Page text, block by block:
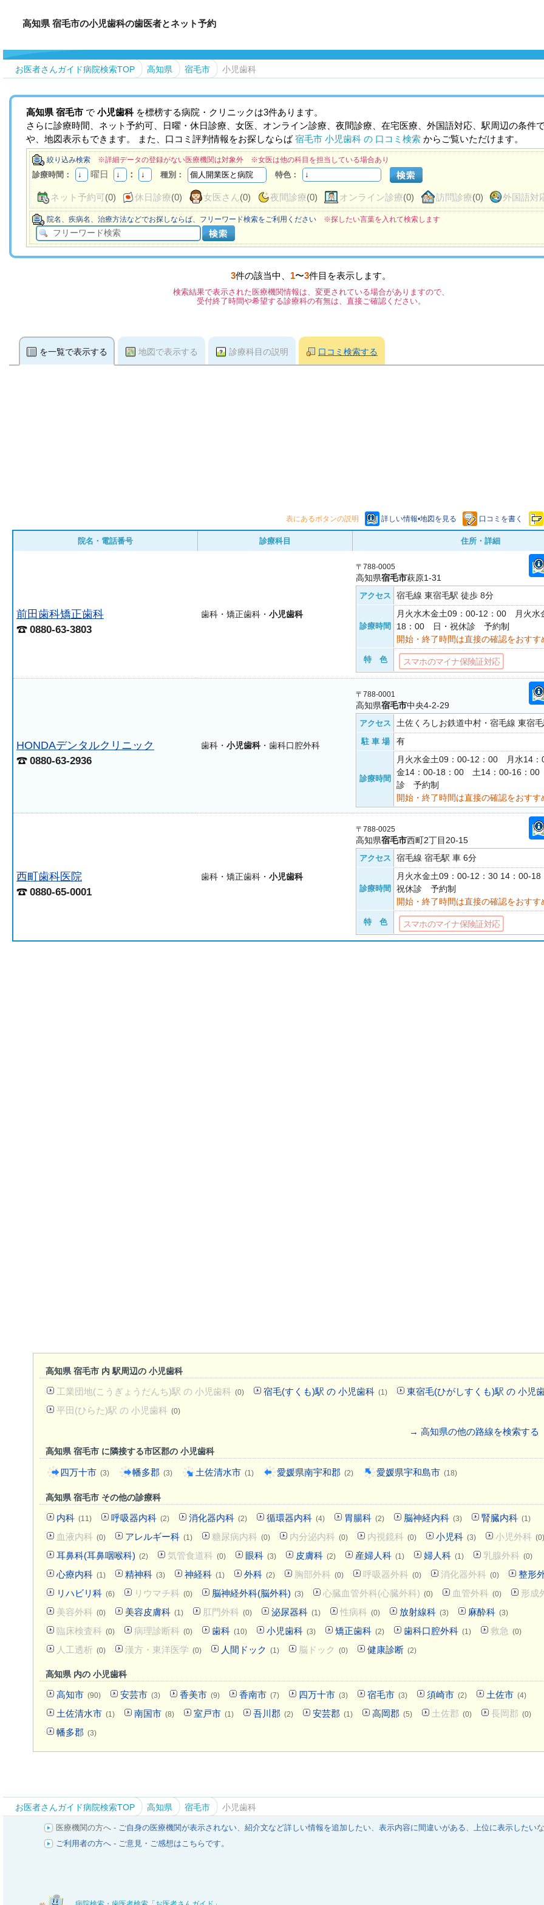
高知県 宿毛市の小児歯科の歯医者とネット予約
お医者さんガイド病院検索TOP 高知県 宿毛市 小児歯科
高知県 宿毛市 で 小児歯科を標榜する病院・クリニックは3件あります。
さらに診療時間、ネット予約可、日曜・休日診療、女医、オンライン診療、夜間診療、在宅医療、外国語対応、駅周辺の条件
や、地図表示もできます。 また、口コミ評判情報をお探しならば宿毛市 小児歯科 の 口コミ検索 からご覧いただけます。
絞り込み検索 ※詳細データの登録がない医療機関は対象外 ※女医は他の科目を担当している場合あり
診療時間： 曜日 ： 種別： 特色：
ネット予約可(0) 休日診療(0) 女医さん(0) 夜間診療(0) オンライン診療(0) 訪問診療(0) 外国語対
院名、疾病名、治療方法などでお探しならば、フリーワード検索をご利用ください ※探したい言葉を入れて検索します
3件の該当中、 1〜3件目を表示します。
検索結果で表示された医療機関情報は、変更されている場合がありますので、
受付終了時間や希望する診療科の有無は、直接ご確認ください。
を一覧で表示する 地図で表示する 診療科目の説明 口コミ検索する
表にあるボタンの説明 詳しい情報•地図を見る 口コミを書く
院名・電話番号 診療科目 住所・詳細
前田歯科矯正歯科
0880-63-3803
歯科・矯正歯科・ 小児歯科
〒788-0005
高知県宿毛市萩原1-31
アクセス 宿毛線 東宿毛駅 徒歩 8分
診療時間
月火水木金土09：00-12：00 月火水
18：00 日・祝休診 予約制
開始・終了時間は直接の確認をおすす
特 色 スマホのマイナ保険証対応
HONDAデンタルクリニック
0880-63-2936
歯科・ 小児歯科・歯科口腔外科
〒788-0001
高知県宿毛市中央4-2-29
アクセス 土佐くろしお鉄道中村・宿毛線 東宿
駐 車 場 有
診療時間
月火水金土09：00-12：00 月水14
金14：00-18：00 土14：00-16：
診 予約制
開始・終了時間は直接の確認をおすす
西町歯科医院
0880-65-0001
歯科・矯正歯科・ 小児歯科
〒788-0025
高知県宿毛市西町2丁目20-15
アクセス 宿毛線 宿毛駅 車 6分
診療時間
月火水金土09：00-12：30 14：00-
祝休診 予約制
開始・終了時間は直接の確認をおすす
特 色 スマホのマイナ保険証対応
高知県 宿毛市 内 駅周辺の 小児歯科
工業団地(こうぎょうだんち)駅 の 小児歯科 (0) 宿毛(すくも)駅 の 小児歯科 (1)
東宿毛(ひがしすくも)駅 の 小児
平田(ひらた)駅 の 小児歯科 (0)
→ 高知県の他の路線を検索する
高知県 宿毛市 に隣接する市区郡の 小児歯科
四万十市 (3) 幡多郡 (3) 土佐清水市 (1) 愛媛県南宇和郡 (2) 愛媛県宇和島市 (18)
高知県 宿毛市 その他の診療科
内科 (11) 呼吸器内科 (2) 消化器内科 (2) 循環器内科 (4) 胃腸科 (2) 脳神経内科 (3) 腎臓内科 (1)
血液内科 (0) アレルギー科 (1) 糖尿病内科 (0) 内分泌内科 (0) 内視鏡科 (0) 小児科 (3) 小児外科 (0)
耳鼻科(耳鼻咽喉科) (2) 気管食道科 (0) 眼科 (3) 皮膚科 (2) 産婦人科 (1) 婦人科 (1) 乳腺外科 (0)
心療内科 (1) 精神科 (3) 神経科 (1) 外科 (2) 胸部外科 (0) 呼吸器外科 (0) 消化器外科 (0)
整形
リハビリ科 (6) リウマチ科 (0) 脳神経外科(脳外科) (3) 心臓血管外科(心臓外科) (0) 血管外科 (0)
形成
美容外科 (0) 美容皮膚科 (1) 肛門外科 (0) 泌尿器科 (1) 性病科 (0) 放射線科 (3) 麻酔科 (3)
臨床検査科 (0) 病理診断科 (0) 歯科 (10) 小児歯科 (3) 矯正歯科 (2) 歯科口腔外科 (1) 救急 (0)
人工透析 (0) 漢方・東洋医学 (0) 人間ドック (1) 脳ドック (0) 健康診断 (2)
高知県 内の 小児歯科
高知市 (90) 安芸市 (3) 香美市 (9) 香南市 (7) 四万十市 (3) 宿毛市 (3) 須崎市 (2) 土佐市 (4)
土佐清水市 (1) 南国市 (8) 室戸市 (1) 吾川郡 (2) 安芸郡 (1) 高岡郡 (5) 土佐郡 (0) 長岡郡 (0)
幡多郡 (3)
お医者さんガイド病院検索TOP 高知県 宿毛市 小児歯科
医療機関の方へ - ご自身の医療機関が表示されない、 紹介文など詳しい情報を追加したい、 表示内容に間違いがある、 上位に表示したい
ご利用者の方へ - ご意見・ご感想はこちらです。